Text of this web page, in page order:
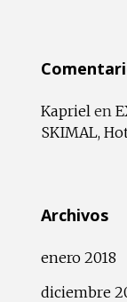
Kaprielen
SKIMAL,
Archivos
enero 2018
diciembre